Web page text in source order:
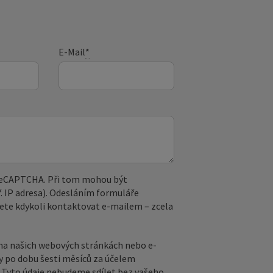
E-Mail*
Při tom mohou být
adresa). Odesláním formuláře
kdykoli kontaktovat e‑mailem – zcela
webových stránkách nebo e-
dobu šesti měsíců za účelem